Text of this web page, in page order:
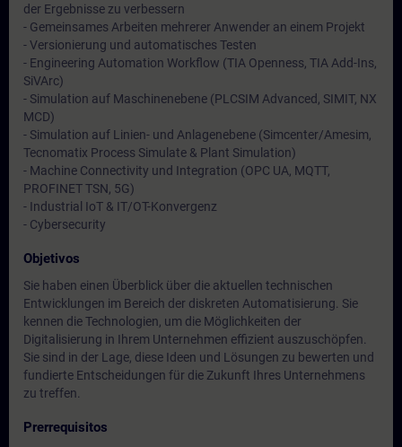
der Ergebnisse zu verbessern
- Gemeinsames Arbeiten mehrerer Anwender an einem Projekt
- Versionierung und automatisches Testen
- Engineering Automation Workflow (TIA Openness, TIA Add-Ins,
SiVArc)
- Simulation auf Maschinenebene (PLCSIM Advanced, SIMIT, NX
MCD)
- Simulation auf Linien- und Anlagenebene (Simcenter/Amesim,
Tecnomatix Process Simulate & Plant Simulation)
- Machine Connectivity und Integration (OPC UA, MQTT,
PROFINET TSN, 5G)
- Industrial IoT & IT/OT-Konvergenz
- Cybersecurity
Objetivos
Sie haben einen Überblick über die aktuellen technischen
Entwicklungen im Bereich der diskreten Automatisierung. Sie
kennen die Technologien, um die Möglichkeiten der
Digitalisierung in Ihrem Unternehmen effizient auszuschöpfen.
Sie sind in der Lage, diese Ideen und Lösungen zu bewerten und
fundierte Entscheidungen für die Zukunft Ihres Unternehmens
zu treffen.
Prerrequisitos